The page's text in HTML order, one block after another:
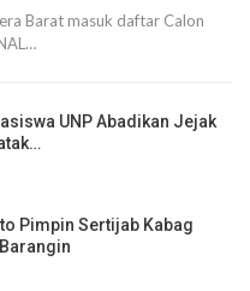
Barat masuk daftar Calon
UNP Abadikan Jejak
Pimpin Sertijab Kabag